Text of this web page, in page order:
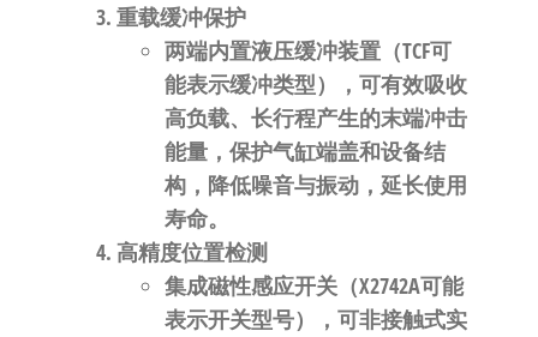
重载缓冲保护
两端内置液压缓冲装置（TCF可
能表示缓冲类型），可有效吸收
高负载、长行程产生的末端冲击
能量，保护气缸端盖和设备结
构，降低噪音与振动，延长使用
寿命。
高精度位置检测
集成磁性感应开关（X2742A可能
表示开关型号），可非接触式实